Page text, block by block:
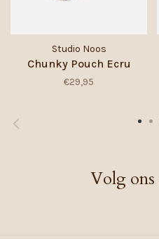
Studio Noos
Chunky Pouch Ecru
€29,95
Volg ons